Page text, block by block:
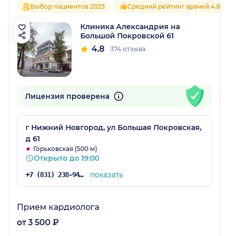
Выбор пациентов 2025 Средний рейтинг врачей 4.8
Клиника Александрия на
Большой Покровской 61
4.8 374 отзыва
Лицензия проверена
г Нижний Новгород, ул Большая Покровская,
д 61
Горьковская (500 м)
Открыто до 19:00
+7 (831) 238-94-69 показать
Прием кардиолога
от 3 500 ₽